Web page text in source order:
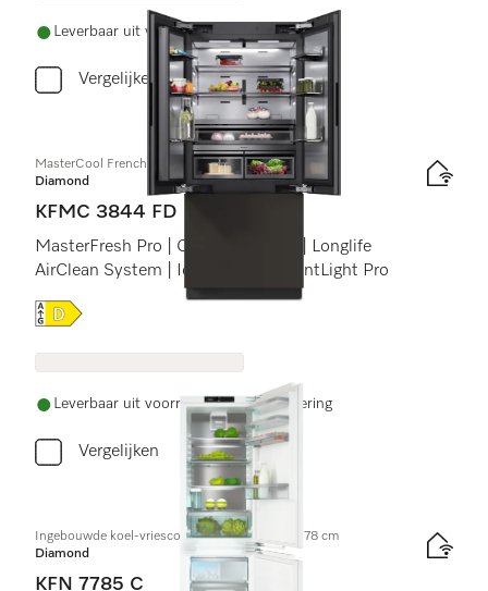
Leverbaar uit voorraad met gratis levering
Vergelijken
MasterCool FrenchDoor
Diamond
KFMC 3844 FD
MasterFresh Pro | Camera&#39;s | Longlife
AirClean System | IceMaker | BrilliantLight Pro
Online Label Flag, Energielabel
Leverbaar uit voorraad met gratis levering
Vergelijken
Ingebouwde koel-vriescombinatie, nishoogte 178 cm
Diamond
KFN 7785 C